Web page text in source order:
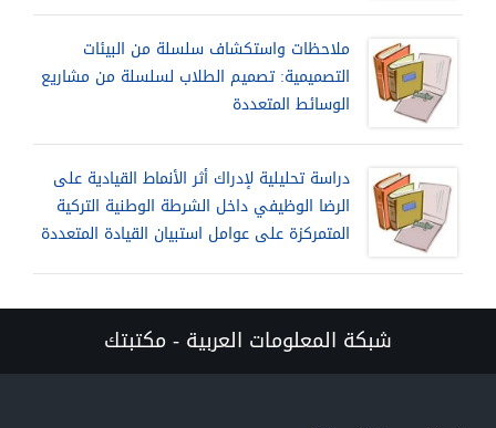
ملاحظات واستكشاف سلسلة من البيئات
التصميمية: تصميم الطلاب لسلسلة من مشاريع
الوسائط المتعددة
دراسة تحليلية لإدراك أثر الأنماط القيادية على
الرضا الوظيفي داخل الشرطة الوطنية التركية
المتمركزة على عوامل استبيان القيادة المتعددة
شبكة المعلومات العربية - مكتبتك